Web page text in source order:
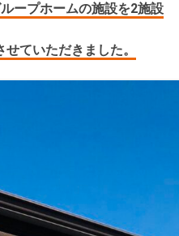
ープホームの施設を2施設
ていただきました。